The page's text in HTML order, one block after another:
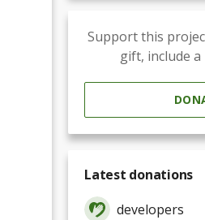
Support this
gift, include
Latest donations
developers